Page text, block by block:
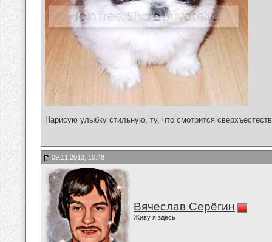
Нарисую улыбку стильную, ту, что смотрится
09.11.2013, 10:48
Вячеслав Серёгин
Живу я здесь